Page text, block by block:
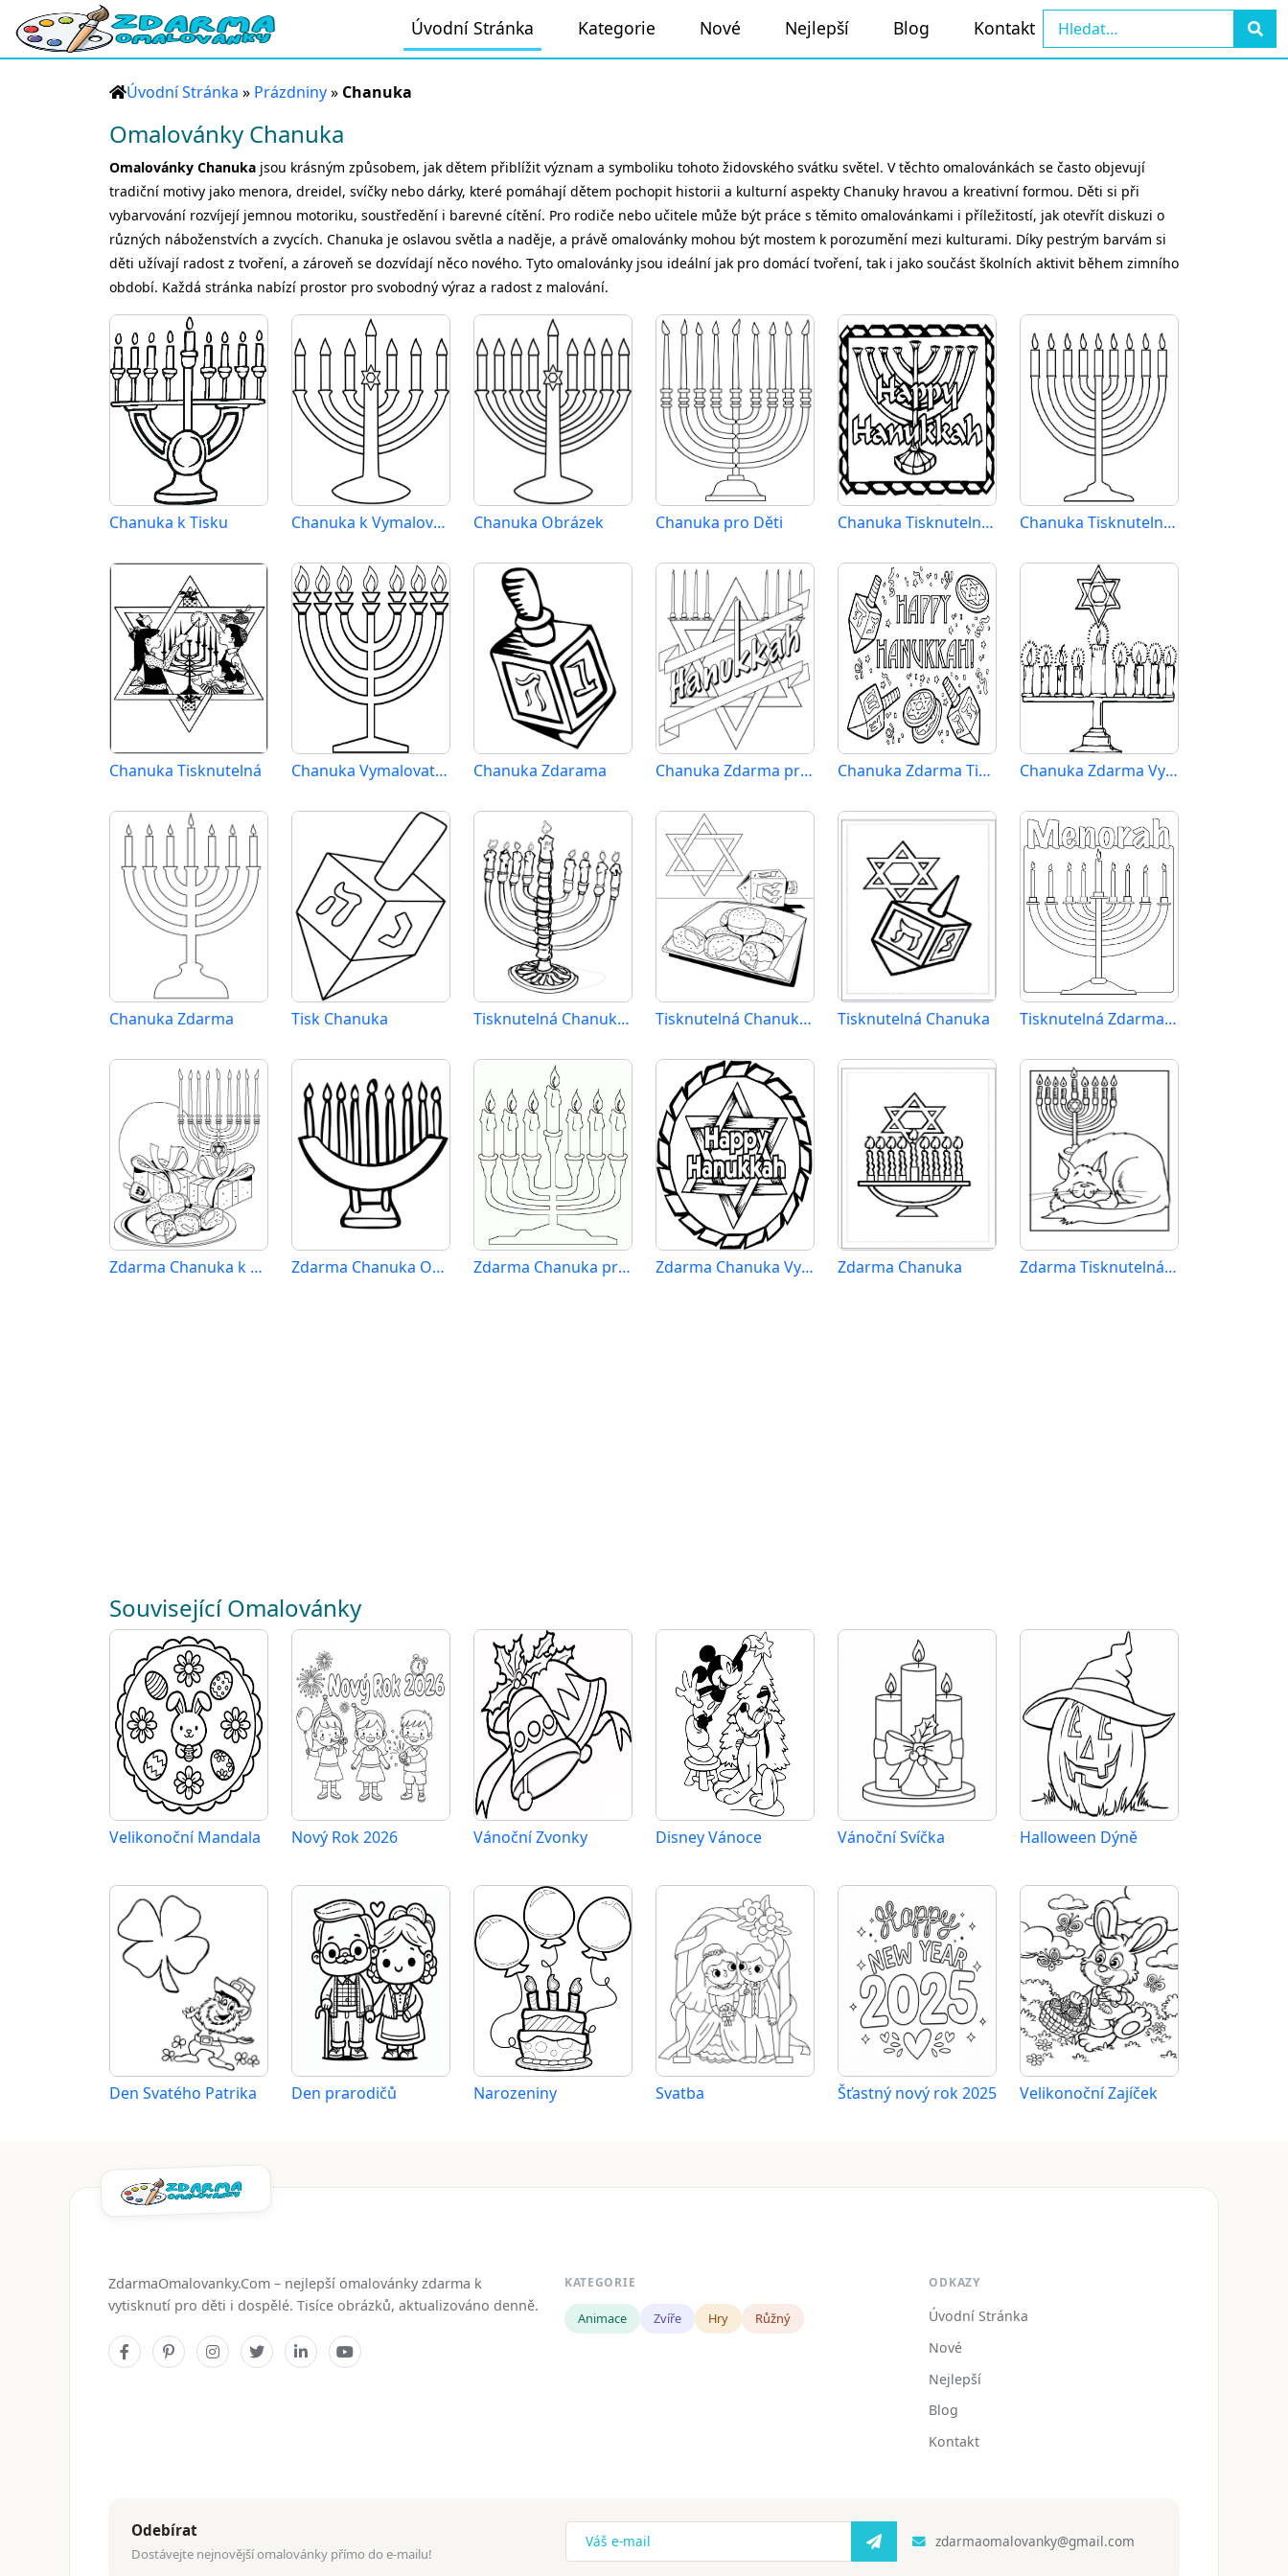
Úvodní Stránka Kategorie Nové Nejlepší Blog Kontakt
Úvodní Stránka » Prázdniny» Chanuka
Omalovánky Chanuka
Omalovánky Chanuka jsou krásným způsobem, jak dětem přiblížit význam a symboliku tohoto židovského svátku světel. V těchto omalovánkách se často objevují
tradiční motivy jako menora, dreidel, svíčky nebo dárky, které pomáhají dětem pochopit historii a kulturní aspekty Chanuky hravou a kreativní formou. Děti si při
vybarvování rozvíjejí jemnou motoriku, soustředění i barevné cítění. Pro rodiče nebo učitele může být práce s těmito omalovánkami i příležitostí, jak otevřít diskuzi o
různých náboženstvích a zvycích. Chanuka je oslavou světla a naděje, a právě omalovánky mohou být mostem k porozumění mezi kulturami. Díky pestrým barvám si
děti užívají radost z tvoření, a zároveň se dozvídají něco nového. Tyto omalovánky jsou ideální jak pro domácí tvoření, tak i jako součást školních aktivit během zimního
období. Každá stránka nabízí prostor pro svobodný výraz a radost z malování.
Chanuka k Tisku Chanuka k Vymalování Chanuka Obrázek Chanuka pro Děti Chanuka Tisknutelná pro Děti Chanuka Tisknutelná Zdarma
Chanuka Tisknutelná Chanuka Vymalovatelné pro Děti Chanuka Zdarama Chanuka Zdarma pro Děti Chanuka Zdarma Tisknutelná Chanuka Zdarma Vymalovatelné Obrázek
Chanuka Zdarma Tisk Chanuka Tisknutelná Chanuka Obrázek pro Děti Tisknutelná Chanuka Obrázek Tisknutelná Chanuka Tisknutelná Zdarma Chanuka
Zdarma Chanuka k Tisku pro Děti Zdarma Chanuka Obrázek Zdarma Chanuka pro Malé Děti Zdarma Chanuka Vymalovatelné Zdarma Chanuka Zdarma Tisknutelná Chanuka
Související Omalovánky
Velikonoční Mandala Nový Rok 2026 Vánoční Zvonky Disney Vánoce Vánoční Svíčka Halloween Dýně
Den Svatého Patrika Den prarodičů Narozeniny Svatba Šťastný nový rok 2025 Velikonoční Zajíček
ZdarmaOmalovanky.Com – nejlepší omalovánky zdarma k
vytisknutí pro děti i dospělé. Tisíce obrázků, aktualizováno denně.
KATEGORIE
Animace Zvíře Hry Růžný
ODKAZY
Úvodní Stránka
Nové
Nejlepší
Blog
Kontakt
Odebírat
Dostávejte nejnovější omalovánky přímo do e-mailu!
zdarmaomalovanky@gmail.com